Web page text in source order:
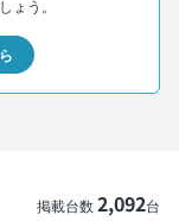
ょう。
掲載台数2,092台